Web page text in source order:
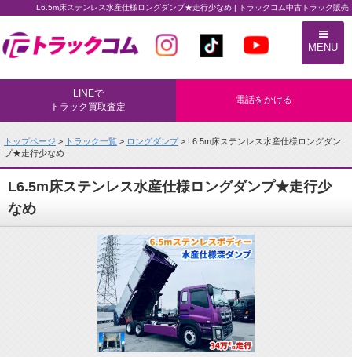
L6.5m床ステンレス水産仕様ロングダンプ★走行少なめ | トラックコム中古トラック販売
トラックコム中古トラック販売
MENU
LINEで
トラック買取査定
電話をかける
トップページ > トラック一覧 > ロングダンプ> L6.5m床ステンレス水産仕様ロングダン
プ★走行少なめ
L6.5m床ステンレス水産仕様ロングダンプ★走行少
なめ